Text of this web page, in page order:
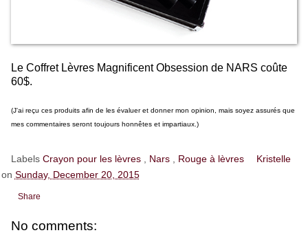
Le Coffret Lèvres Magnificent Obsession de NARS coûte
60$.
(J'ai reçu ces produits afin de les évaluer et donner mon opinion, mais soyez assurés que
mes commentaires seront toujours honnêtes et impartiaux.)
Labels Crayon pour les lèvres Nars Rouge à lèvres
Kristelle
on Sunday, December 20, 2015
Share
No comments: